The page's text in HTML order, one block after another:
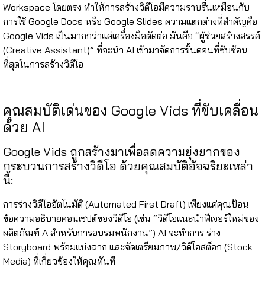
Workspace โดยตรง ทำให้การสร้างวิดีโอมีความราบรื่นเหมือนกับ
การใช้ Google Docs หรือ Google Slides ความแตกต่างที่สำคัญคือ
Google Vids เป็นมากกว่าแค่เครื่องมือตัดต่อ มันคือ “ผู้ช่วยสร้างสรรค์
(Creative Assistant)” ที่จะนำ AI เข้ามาจัดการขั้นตอนที่ซับซ้อน
ที่สุดในการสร้างวิดีโอ
คุณสมบัติเด่นของ Google Vids ที่ขับเคลื่อน
ด้วย AI
Google Vids ถูกสร้างมาเพื่อลดความยุ่งยากของ
กระบวนการสร้างวิดีโอ ด้วยคุณสมบัติอัจฉริยะเหล่า
นี้:
การร่างวิดีโออัตโนมัติ (Automated First Draft) เพียงแค่คุณป้อน
ข้อความอธิบายคอนเซปต์ของวิดีโอ (เช่น “วิดีโอแนะนำฟีเจอร์ใหม่ของ
ผลิตภัณฑ์ A สำหรับการอบรมพนักงาน”) AI จะทำการ ร่าง
Storyboard พร้อมแบ่งฉาก และจัดเตรียมภาพ/วิดีโอสต็อก (Stock
Media) ที่เกี่ยวข้องให้คุณทันที